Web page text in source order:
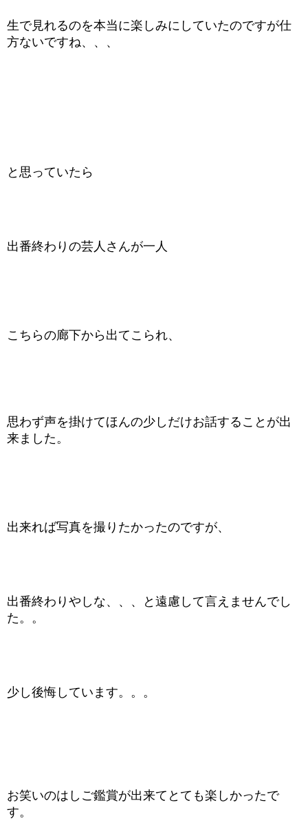
生で見れるのを本当に楽しみにしていたのですが仕
方ないですね、、、
と思っていたら
出番終わりの芸人さんが一人
こちらの廊下から出てこられ、
思わず声を掛けてほんの少しだけお話することが出
来ました。
出来れば写真を撮りたかったのですが、
出番終わりやしな、、、と遠慮して言えませんでし
た。。
少し後悔しています。。。
お笑いのはしご鑑賞が出来てとても楽しかったで
す。